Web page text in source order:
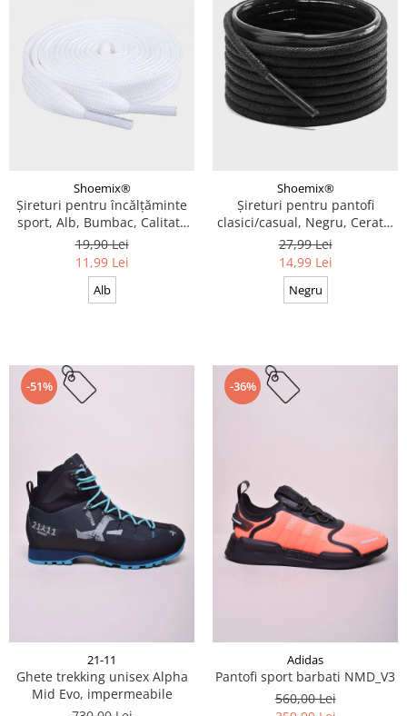
Shoemix®
Șireturi pentru încălțăminte
sport, Alb, Bumbac, Calitate
premium, 100 cm x 0.8 cm
19,90 Lei
11,99 Lei
Alb
Shoemix®
Șireturi pentru pantofi
clasici/casual, Negru, Cerate,
Calitate premium, 110 cm x
0.3 cm
27,99 Lei
14,99 Lei
Negru
-51%
21-11
Ghete trekking unisex Alpha
Mid Evo, impermeabile
-36%
Adidas
Pantofi sport barbati NMD_V3
560,00 Lei